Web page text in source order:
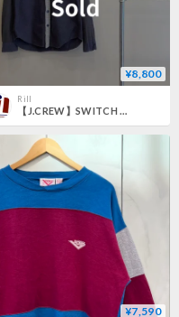
¥8,800
Rill
【J.CREW】SWITCH WORK SHIRT sizeM
¥7,590